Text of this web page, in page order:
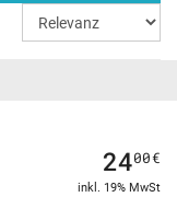
2400€
inkl. 19% MwSt